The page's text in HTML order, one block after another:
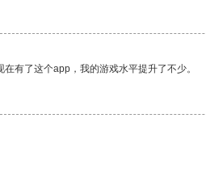
有了这个app，我的游戏水平提升了不少。